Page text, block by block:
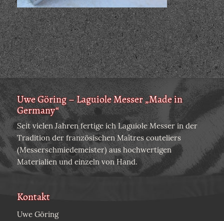
Uwe Göring – Laguiole Messer „Made in
Germany“
Seit vielen Jahren fertige ich Laguiole Messer in der
Tradition der französischen Maîtres couteliers
(Messerschmiedemeister) aus hochwertigen
Materialien und einzeln von Hand.
Kontakt
Uwe Göring